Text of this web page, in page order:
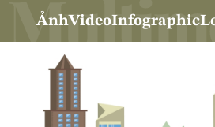
ẢnhVideoInfographic